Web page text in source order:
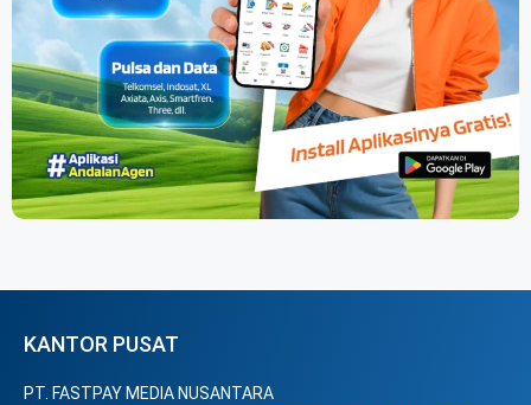
KANTOR PUSAT
PT. FASTPAY MEDIA NUSANTARA